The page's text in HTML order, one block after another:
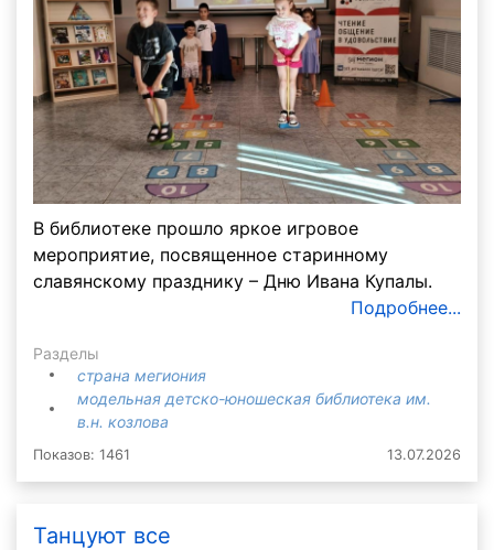
В библиотеке прошло яркое игровое
мероприятие, посвященное старинному
славянскому празднику – Дню Ивана Купалы.
Подробнее...
Разделы
страна мегиония
модельная детско-юношеская библиотека им.
в.н. козлова
Показов: 1461 13.07.2026
Танцуют все